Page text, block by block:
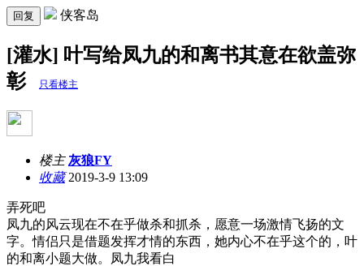
回复 侠客岛
[灌水] 叶写给凤九的和离书其意在欲盖弥
彰
只看楼主
楼主 灰狼FY
收藏2019-3-9 13:09
弄死吧
凤九的风云现在不在乎做杀和抓杀，愿意一场激情飞扬的文
字。情侣只是借题发挥才情的东西，她内心不在乎这个的，叶
的和离小题大做。凤九我看白